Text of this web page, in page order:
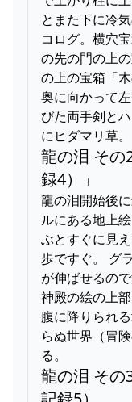
とまた下に冷
コログ。横穴
の先の門の上
の上の宝箱「
奥に向かって
びた両手剣と
にヒダマリ草。
龍の泪 その
録4）」
龍の泪開始後
ルにある地上
ぶとすぐに見
歩ですぐ。 グ
が伸ばせるの
神殿の絵の上
腹に降りられ
らぬ世界（冒
る。
龍の泪 その